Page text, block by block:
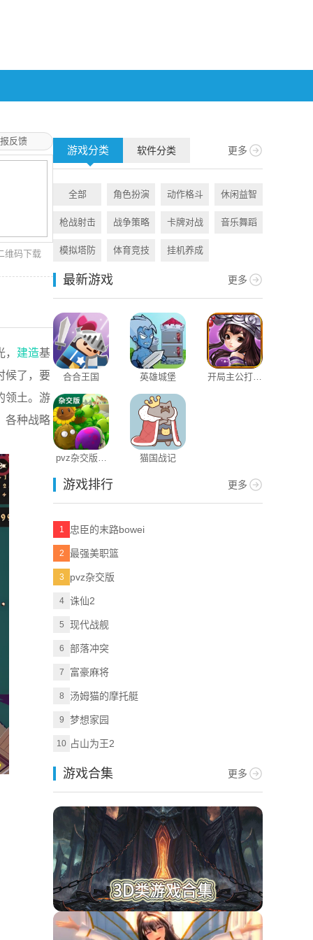
维码下载
反馈
建造基
候了，要
领土。游
各种战略
游戏分类 软件分类 更多
全部 角色扮演 动作格斗 休闲益智
枪战射击 战争策略 卡牌对战 音乐舞蹈
模拟塔防 体育竞技 挂机养成
最新游戏 更多
合合王国 英雄城堡
开局主公打魔
pvz杂交版手
猫国战记
游戏排行 更多
1 忠臣的末路bowei
2 最强美职篮
3 pvz杂交版
4 诛仙2
5 现代战舰
6 部落冲突
7 富豪麻将
8 汤姆猫的摩托艇
9 梦想家园
10 占山为王2
游戏合集 更多